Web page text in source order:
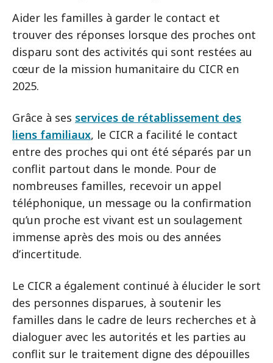
Aider les familles à garder le contact et
trouver des réponses lorsque des proches ont
disparu sont des activités qui sont restées au
cœur de la mission humanitaire du CICR en
2025.
Grâce à ses services de rétablissement des
liens familiaux, le CICR a facilité le contact
entre des proches qui ont été séparés par un
conflit partout dans le monde. Pour de
nombreuses familles, recevoir un appel
téléphonique, un message ou la confirmation
qu’un proche est vivant est un soulagement
immense après des mois ou des années
d’incertitude.
Le CICR a également continué à élucider le sort
des personnes disparues, à soutenir les
familles dans le cadre de leurs recherches et à
dialoguer avec les autorités et les parties au
conflit sur le traitement digne des dépouilles